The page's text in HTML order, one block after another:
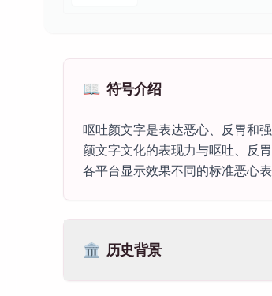
📖 符号介绍
呕吐颜文字是表达恶心、反胃和
颜文字文化的表现力与呕吐、反
各平台显示效果不同的标准恶心
🏛️ 历史背景